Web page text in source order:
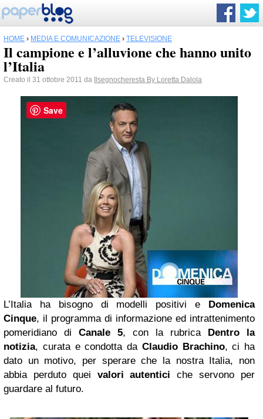
HOME › MEDIA E COMUNICAZIONE › TELEVISIONE
Il campione e l’alluvione che hanno unito
l’Italia
Creato il 31 ottobre 2011 da Ilsegnocheresta By Loretta Dalola
L’Italia ha bisogno di modelli positivi e Domenica
Cinque, il programma di informazione ed intrattenimento
pomeridiano di Canale 5, con la rubrica Dentro la
notizia, curata e condotta da Claudio Brachino, ci ha
dato un motivo, per sperare che la nostra Italia, non
abbia perduto quei valori autenticiche servono per
guardare al futuro.
Save